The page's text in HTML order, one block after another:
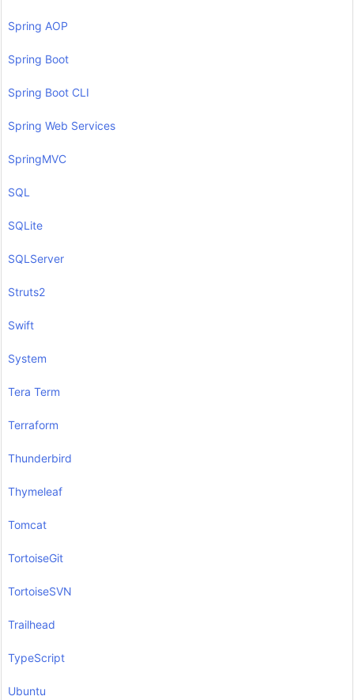
Spring AOP
Spring Boot
Spring Boot CLI
Spring Web Services
SpringMVC
SQL
SQLite
SQLServer
Struts2
Swift
System
Tera Term
Terraform
Thunderbird
Thymeleaf
Tomcat
TortoiseGit
TortoiseSVN
Trailhead
TypeScript
Ubuntu